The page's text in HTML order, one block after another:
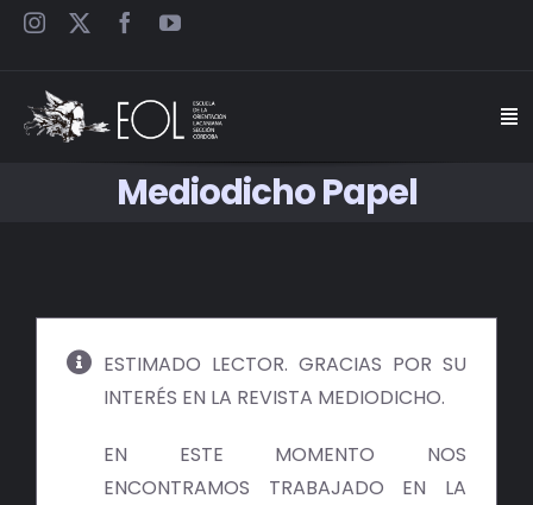
Saltar
JORNADAS
Mediodicho Papel
ESTIMADO LECTOR. GRACIAS POR SU
INTERÉS EN LA REVISTA MEDIODICHO.
EN ESTE MOMENTO NOS
ENCONTRAMOS TRABAJADO EN LA